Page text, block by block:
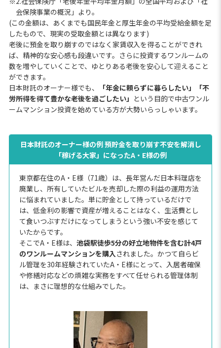
会保険事業の概況」より。
(この金額は、あくまでも国民年金と厚生年金の平均受給金額を足
したもので、現実の受取金額とは異なります)
老後に預金を取り崩すのではなく家賃収入を得ることができれ
ば、精神的な安心感も段違いです。さらに投資するワンルームの
数を増やしていくことで、ゆとりある老後を安心して迎えること
ができます。
日本財託のオーナー様でも、
「年金に頼らずに暮らしたい」「不
労所得を得て豊かな老後を過ごしたい」 という目的で中古ワンル
ームマンション投資を始めている方が大勢いらっしゃいます。
日本財託のオーナー様の例 預貯金を取り崩す不安を解消し
「稼げる大家」になったA・E様の例
東京都在住のA・E様（71歳）は、長年営んだ日本料理店を
廃業し、所有していたビルを売却した際の利益の運用方法
に悩まれていました。単に貯金として持っているだけで
は、低金利の影響で資産が増えることはなく、生活費とし
て食いつぶすだけになってしまうという強い不安を感じて
いたからです。
そこでA・E様は、 池袋駅徒歩5分の好立地物件を含む計4戸
のワンルームマンションを購入 されました。かつて自らビ
ル管理を30年経験されていたA・E様にとって、入居者確保
や修繕対応などの煩雑な実務をすべて任せられる管理体制
は、まさに理想的な仕組みでした。